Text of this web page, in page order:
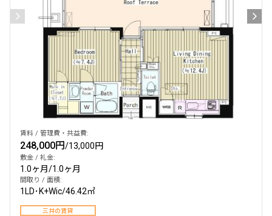
賃料 / 管理費・共益費:
248,000円/13,000円
敷金 / 礼金:
1.0ヶ月/1.0ヶ月
間取り / 面積:
1LD･K+Wic/46.42㎡
三井の賃貸